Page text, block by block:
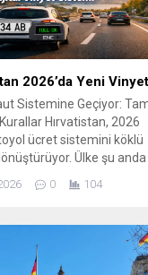
2026’da Yeni Vinyet
Sistemine Geçiyor:
Hırvatistan, 2026
ücret sistemini köklü
Ülke şu anda
veya kredi kartıyla
klasik mesafe-bazlı
ücret (e-toll) sistemine
planlıyor. Bu
Türkiye ve Avrupa yönlü
0 104